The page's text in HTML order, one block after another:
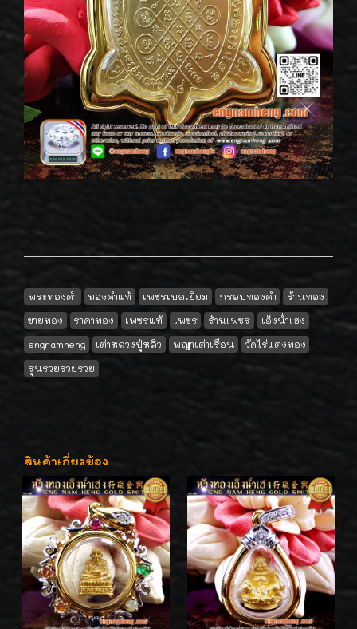
พระทองคำ ทองคำแท้ เพชรเบลเยี่ยม กรอบทองคำ
ร้านทอง
ขายทอง
ราคาทอง เพชรแท้ เพชร ร้านเพชร
เอ็งน่ำเฮง
engnamheng
เต่าหลวงปู่หลิว พญาเต่าเรือน
วัดไร่แตงทอง
รุ่นรวยรวยรวย
สินค้าเกี่ยวข้อง